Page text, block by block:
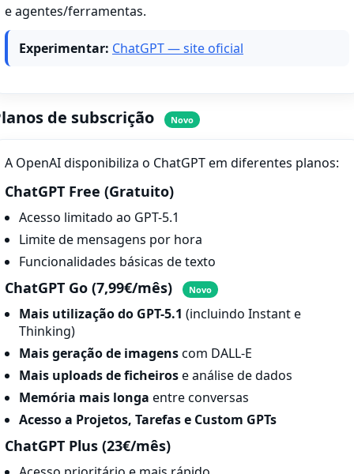
e agentes/ferramentas.
Experimentar: ChatGPT — site oficial
de subscrição Novo
A OpenAI disponibiliza o ChatGPT em diferentes planos:
ChatGPT Free (Gratuito)
Acesso limitado ao GPT-5.1
Limite de mensagens por hora
Funcionalidades básicas de texto
ChatGPT Go (7,99€/mês) Novo
Mais utilização do GPT-5.1 (incluindo Instant e
Thinking)
Mais geração de imagenscom DALL-E
Mais uploads de ficheirose análise de dados
Memória mais longa entre conversas
Acesso a Projetos, Tarefas e Custom GPTs
ChatGPT Plus (23€/mês)